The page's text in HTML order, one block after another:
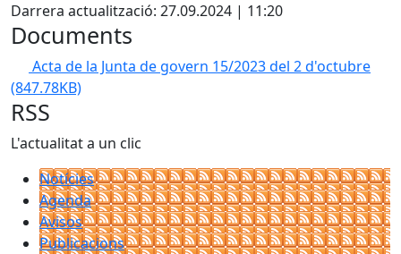
Darrera actualització: 27.09.2024 | 11:20
Documents
Acta de la Junta de govern 15/2023 del 2 d'octubre
(847.78KB)
RSS
L'actualitat a un clic
Notícies
Agenda
Avisos
Publicacions